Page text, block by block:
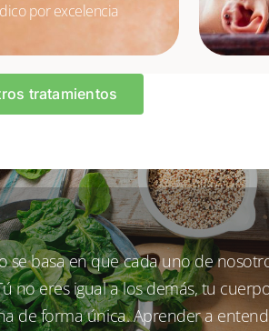
por excelencia
tratamientos
se basa en que cada uno de
no eres igual a los demás, tu
de forma única. Aprender a